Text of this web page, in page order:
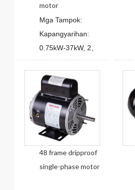
motor
Mga Tampok:
Kapangyarihan:
0.75kW-37kW, 2、
48 frame dripproof
single-phase motor